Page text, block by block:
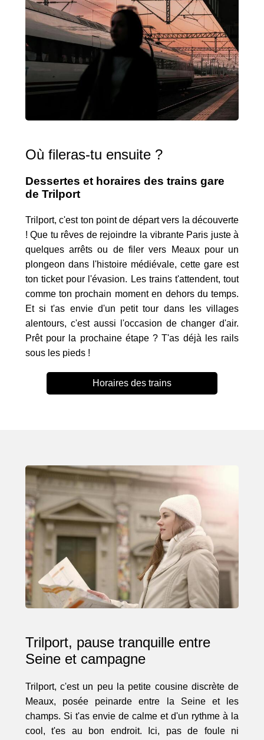
Où fileras-tu ensuite ?
Dessertes et horaires des trains gare
de Trilport
Trilport, c'est ton point de départ vers la découverte
! Que tu rêves de rejoindre la vibrante Paris juste à
quelques arrêts ou de filer vers Meaux pour un
plongeon dans l'histoire médiévale, cette gare est
ton ticket pour l'évasion. Les trains t'attendent, tout
comme ton prochain moment en dehors du temps.
Et si t'as envie d'un petit tour dans les villages
alentours, c'est aussi l'occasion de changer d'air.
Prêt pour la prochaine étape ? T'as déjà les rails
sous les pieds !
Horaires des trains
Trilport, pause tranquille entre
Seine et campagne
Trilport, c'est un peu la petite cousine discrète de
Meaux, posée peinarde entre la Seine et les
champs. Si t'as envie de calme et d'un rythme à la
cool, t'es au bon endroit. Ici, pas de foule ni